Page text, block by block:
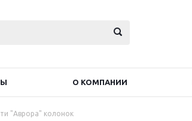
О КОМПАНИИ
"Аврора" колонок